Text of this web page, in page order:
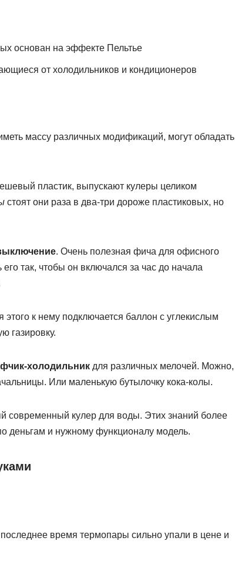
основан на эффекте Пельтье
от холодильников и кондиционеров
массу различных модификаций, могут обладать
пластик, выпускают кулеры целиком
стоят они раза в два-три дороже пластиковых, но
. Очень полезная фича для офисного
так, чтобы он включался за час до начала
этого к нему подключается баллон с углекислым
газировку.
холодильникдля различных мелочей. Можно,
Или маленькую бутылочку кока-колы.
современный кулер для воды. Этих знаний более
деньгам и нужному функционалу модель.
последнее время термопары сильно упали в цене и